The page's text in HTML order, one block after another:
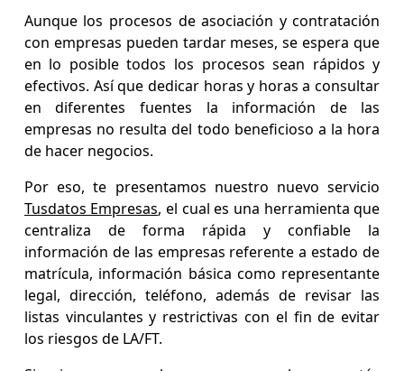
Aunque los procesos de asociación y contratación
con empresas pueden tardar meses, se espera que
en lo posible todos los procesos sean rápidos y
efectivos. Así que dedicar horas y horas a consultar
en diferentes fuentes la información de las
empresas no resulta del todo beneficioso a la hora
de hacer negocios.
Por eso, te presentamos nuestro nuevo servicio
Tusdatos Empresas, el cual es una herramienta que
centraliza de forma rápida y confiable la
información de las empresas referente a estado de
matrícula, información básica como representante
legal, dirección, teléfono, además de revisar las
listas vinculantes y restrictivas con el fin de evitar
los riesgos de LA/FT.